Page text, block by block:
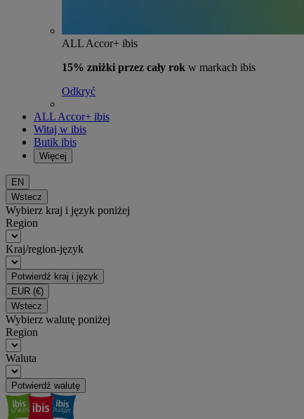
ALL Accor+ ibis
15% zniżki przez cały rok w markach ibis
Odkryć
ALL Accor+ ibis
Witaj w ibis
Butik ibis
Więcej
EN
Wstecz
Wybierz kraj i język poniżej
Region
Kraj/region-język
Potwierdź kraj i język
EUR (€)
Wstecz
Wybierz walutę poniżej
Region
Waluta
Potwierdź walutę